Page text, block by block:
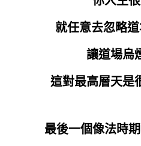
就任意去忽略道
讓道場烏
這對最高層天是
最後一個像法時